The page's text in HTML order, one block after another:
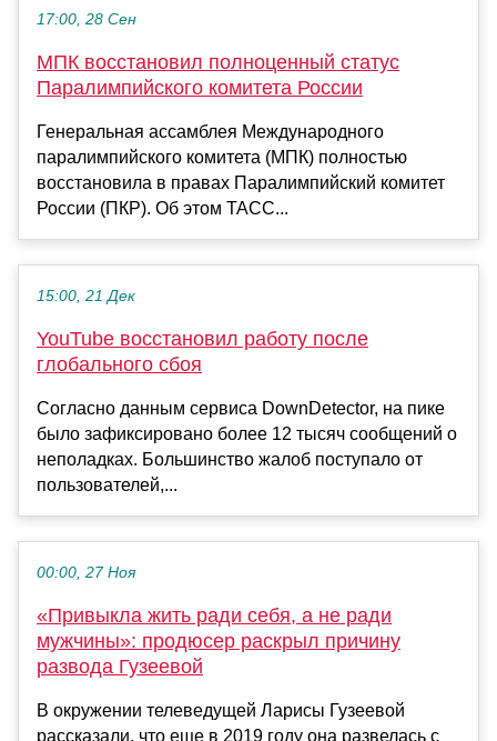
17:00, 28 Сен
МПК восстановил полноценный статус
Паралимпийского комитета России
Генеральная ассамблея Международного
паралимпийского комитета (МПК) полностью
восстановила в правах Паралимпийский комитет
России (ПКР). Об этом ТАСС...
15:00, 21 Дек
YouTube восстановил работу после
глобального сбоя
Согласно данным сервиса DownDetector, на пике
было зафиксировано более 12 тысяч сообщений о
неполадках. Большинство жалоб поступало от
пользователей,...
00:00, 27 Ноя
«Привыкла жить ради себя, а не ради
мужчины»: продюсер раскрыл причину
развода Гузеевой
В окружении телеведущей Ларисы Гузеевой
рассказали, что еще в 2019 году она развелась с